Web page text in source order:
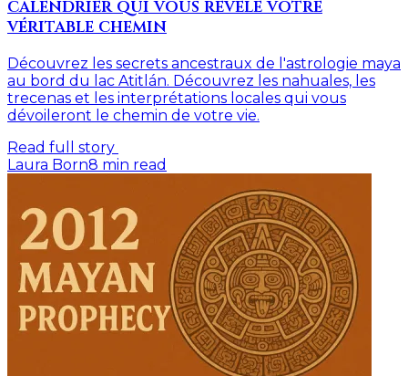
calendrier qui vous révèle votre
véritable chemin
Découvrez les secrets ancestraux de l'astrologie maya
au bord du lac Atitlán. Découvrez les nahuales, les
trecenas et les interprétations locales qui vous
dévoileront le chemin de votre vie.
Read full story
Laura Born8 min read